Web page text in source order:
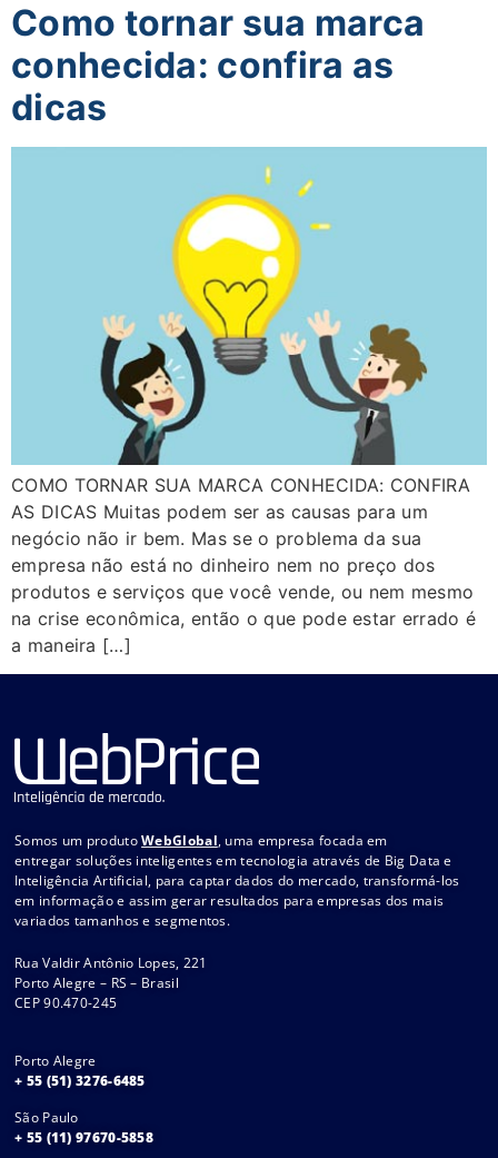
Como tornar sua marca
conhecida: confira as
dicas
COMO TORNAR SUA MARCA CONHECIDA: CONFIRA
AS DICAS Muitas podem ser as causas para um
negócio não ir bem. Mas se o problema da sua
empresa não está no dinheiro nem no preço dos
produtos e serviços que você vende, ou nem mesmo
na crise econômica, então o que pode estar errado é
a maneira […]
Somos um produtoWebGlobal, uma empresa focada em
entregar soluções inteligentes em tecnologia através de Big Data e
Inteligência Artificial, para captar dados do mercado, transformá-los
em informação e assim gerar resultados para empresas dos mais
variados tamanhos e segmentos.
Rua Valdir Antônio Lopes, 221
Porto Alegre – RS – Brasil
CEP 90.470-245
Porto Alegre
+ 55 (51) 3276-6485
São Paulo
+ 55 (11) 97670-5858